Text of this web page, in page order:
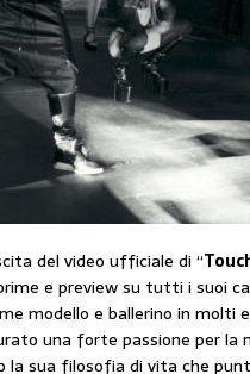
del video ufficiale di “
e preview su tutti i suoi
modello e ballerino in molti
una forte passione per la
la sua filosofia di vita che